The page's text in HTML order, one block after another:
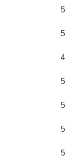
5
5
4
5
5
5
5